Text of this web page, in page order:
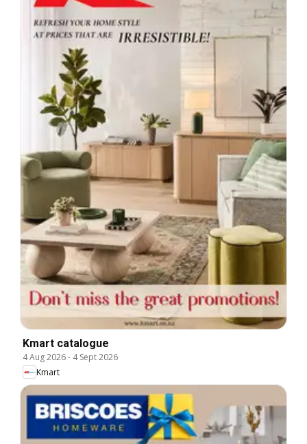
Kmart catalogue
4 Aug 2026- 4 Sept 2026
Kmart